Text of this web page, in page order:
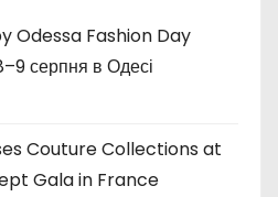
Odessa Fashion Day
серпня в Одесі
Couture Collections at
Gala in France